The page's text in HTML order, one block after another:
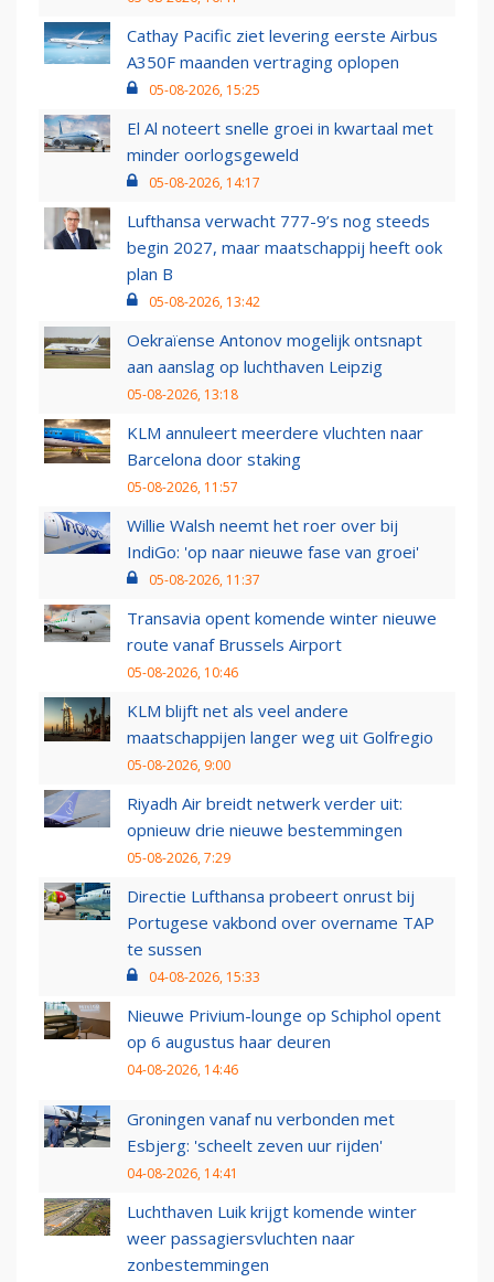
Cathay Pacific ziet levering eerste Airbus
A350F maanden vertraging oplopen
05-08-2026, 15:25
El Al noteert snelle groei in kwartaal met
minder oorlogsgeweld
05-08-2026, 14:17
Lufthansa verwacht 777-9’s nog steeds
begin 2027, maar maatschappij heeft ook
plan B
05-08-2026, 13:42
Oekraïense Antonov mogelijk ontsnapt
aan aanslag op luchthaven Leipzig
05-08-2026, 13:18
KLM annuleert meerdere vluchten naar
Barcelona door staking
05-08-2026, 11:57
Willie Walsh neemt het roer over bij
IndiGo: 'op naar nieuwe fase van groei'
05-08-2026, 11:37
Transavia opent komende winter nieuwe
route vanaf Brussels Airport
05-08-2026, 10:46
KLM blijft net als veel andere
maatschappijen langer weg uit Golfregio
05-08-2026, 9:00
Riyadh Air breidt netwerk verder uit:
opnieuw drie nieuwe bestemmingen
05-08-2026, 7:29
Directie Lufthansa probeert onrust bij
Portugese vakbond over overname TAP
te sussen
04-08-2026, 15:33
Nieuwe Privium-lounge op Schiphol opent
op 6 augustus haar deuren
04-08-2026, 14:46
Groningen vanaf nu verbonden met
Esbjerg: 'scheelt zeven uur rijden'
04-08-2026, 14:41
Luchthaven Luik krijgt komende winter
weer passagiersvluchten naar
zonbestemmingen